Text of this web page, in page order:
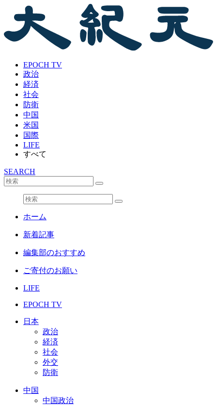
EPOCH TV
政治
経済
社会
防衛
中国
米国
国際
LIFE
すべて
SEARCH
ホーム
新着記事
編集部のおすすめ
ご寄付のお願い
LIFE
EPOCH TV
日本
政治
経済
社会
外交
防衛
中国
中国政治